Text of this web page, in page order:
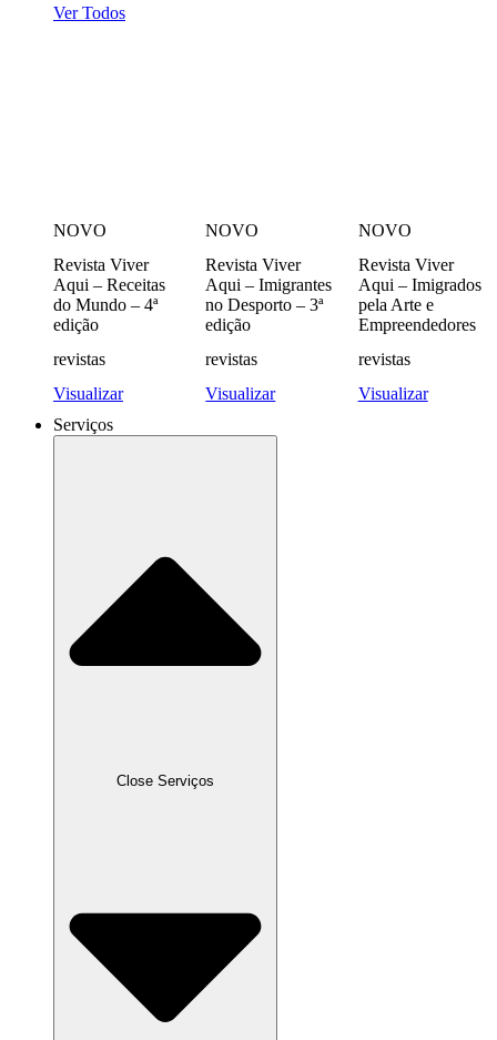
Ver Todos
NOVO
Revista Viver
Aqui – Receitas
do Mundo – 4ª
edição
revistas
Visualizar
NOVO
Revista Viver
Aqui – Imigrantes
no Desporto – 3ª
edição
revistas
Visualizar
NOVO
Revista Viver
Aqui – Imigrados
pela Arte e
Empreendedores
revistas
Visualizar
Serviços
Close Serviços